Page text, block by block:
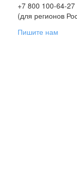
+7 800 100-64-27
(для регионов
Пишите нам